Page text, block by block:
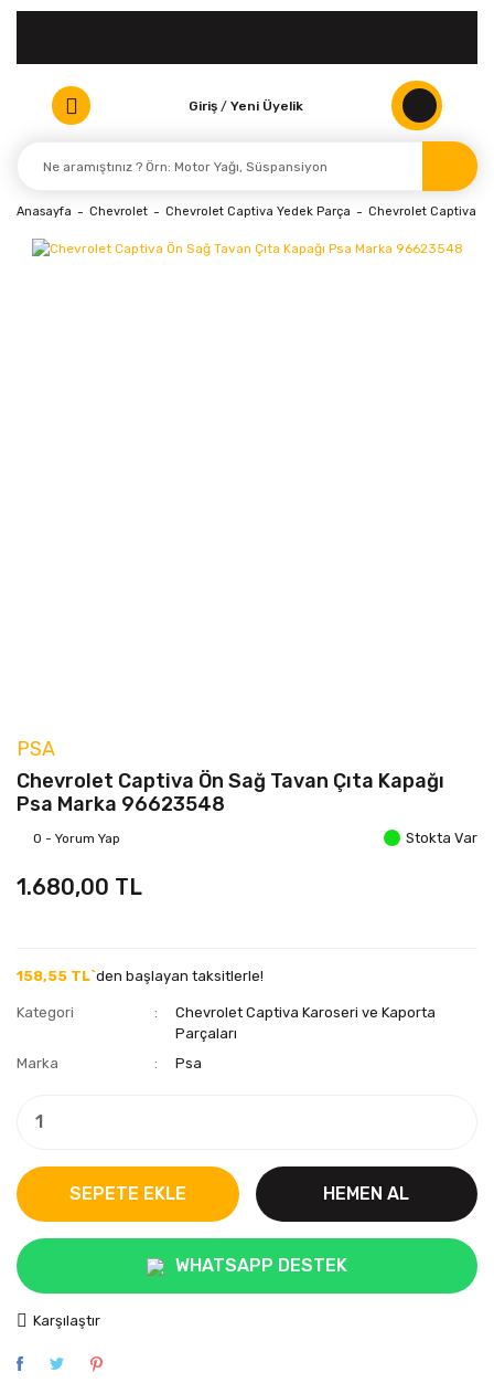
Giriş / Yeni Üyelik
Anasayfa Chevrolet Chevrolet Captiva Yedek Parça Chevrolet Captiva
PSA
Chevrolet Captiva Ön Sağ Tavan Çıta Kapağı
Psa Marka 96623548
0 - Yorum Yap Stokta Var
1.680,00 TL
158,55 TL`den başlayan taksitlerle!
Kategori
Chevrolet Captiva Karoseri ve Kaporta
Parçaları
Marka
Psa
SEPETE EKLE HEMEN AL
WHATSAPP DESTEK
Karşılaştır